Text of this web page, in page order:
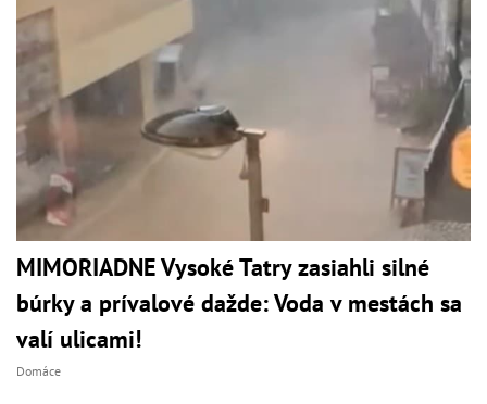
MIMORIADNE Vysoké Tatry zasiahli silné
búrky a prívalové dažde: Voda v mestách sa
valí ulicami!
Domáce